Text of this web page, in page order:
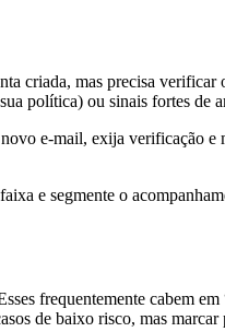
criada, mas precisa verificar
política) ou sinais fortes de
e-mail, exija verificação e
e segmente o
frequentemente cabem
de baixo risco, mas marcar